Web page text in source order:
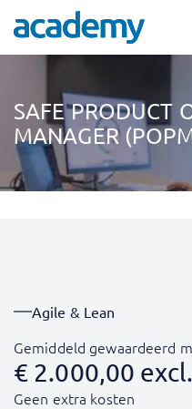
SAFE PRODUCT
MANAGER
Agile & Lean
Gemiddeld gewaardeerd
€ 2.000,00
Geen extra kosten